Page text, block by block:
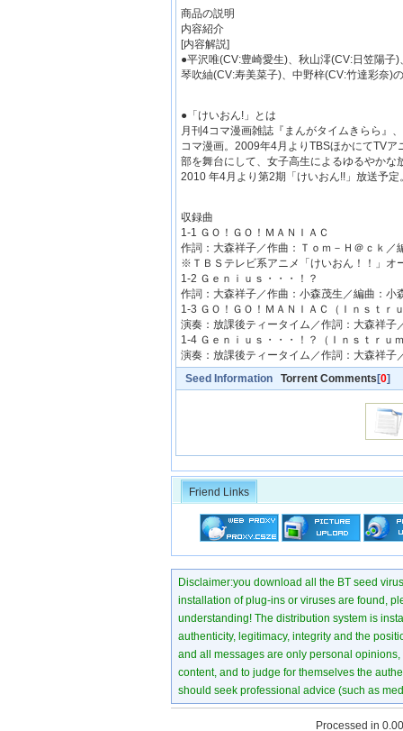
商品の説明
内容紹介
[内容解説]
●平沢唯(CV:豊崎愛生)、秋山澪(CV:日笠陽子
琴吹紬(CV:寿美菜子)、中野梓(CV:竹達彩奈)
●「けいおん!」とは
月刊4コマ漫画雑誌『まんがタイムきらら』
コマ漫画。2009年4月よりTBSほかにてTV
部を舞台にして、女子高生によるゆるやか
2010 年4月より第2期「けいおん!!」放送予定
収録曲
1-1 ＧＯ！ＧＯ！ＭＡＮＩＡＣ
作詞：大森祥子／作曲：Ｔｏｍ－Ｈ＠ｃｋ／
※ＴＢＳテレビ系アニメ「けいおん！！」オ
1-2 Ｇｅｎｉｕｓ・・・！？
作詞：大森祥子／作曲：小森茂生／編曲：小
1-3 ＧＯ！ＧＯ！ＭＡＮＩＡＣ（Ｉｎｓｔｒ
演奏：放課後ティータイム／作詞：大森祥
1-4 Ｇｅｎｉｕｓ・・・！？（Ｉｎｓｔｒｕ
演奏：放課後ティータイム／作詞：大森祥子
Seed Information Torrent Comments [0]
Friend Links
Disclaimer:you download all the BT seed
installation of plug-ins or viruses are found,
understanding! The distribution system is
authenticity, legitimacy, integrity and the
and all messages are only personal
content, and to judge for themselves the
should seek professional advice (such as
Processed in